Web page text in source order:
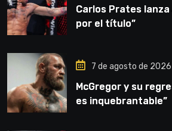
Carlos Prates
por el título”
7 de agosto de 2026
McGregor y su
es inquebrantable”